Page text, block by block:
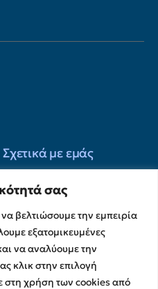
σας
βελτιώσουμε την εμπειρία
εξατομικευμένες
να αναλύουμε την
κλικ στην επιλογή
στη χρήση των cookies από
Σχετικά με εμάς
Η Ομάδα μας
Ευκαιρίες Καριέρας
Στρατηγικές Συνεργασίες
Memberships
Εκθέσεις Διαφάνειας